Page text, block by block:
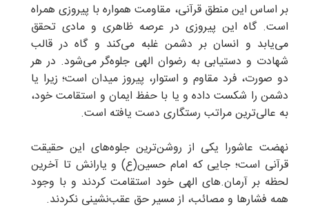
بر اساس این منطق قرآنی، مقاومت همواره با پیروزی همراه
است. گاه این پیروزی در عرصه ظاهری و مادی تحقق
می‌یابد و انسان بر دشمن غلبه می‌کند و گاه در قالب
شهادت و دستیابی به رضوان الهی جلوه‌گر می‌شود. در هر
دو صورت، فرد مقاوم و استوار، پیروز میدان است؛ زیرا یا
دشمن را شکست داده و یا با حفظ ایمان و استقامت خود،
به عالی‌ترین مراتب رستگاری دست یافته است.
نهضت عاشورا یکی از روشن‌ترین جلوه‌های این حقیقت
قرآنی است؛ جایی که امام حسین(ع) و یارانش تا آخرین
لحظه بر آرمان.های الهی خود استقامت کردند و با وجود
همه فشارها و مصائب، از مسیر حق عقب‌نشینی نکردند.